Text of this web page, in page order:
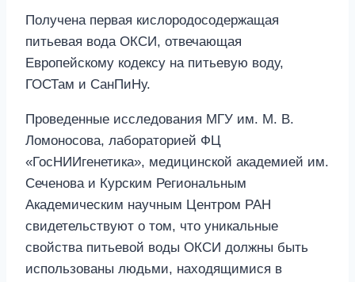
Получена первая кислородосодержащая
питьевая вода ОКСИ, отвечающая
Европейскому кодексу на питьевую воду,
ГОСТам и СанПиНу.
Проведенные исследования МГУ им. М. В.
Ломоносова, лабораторией ФЦ
«ГосНИИгенетика», медицинской академией им.
Сеченова и Курским Региональным
Академическим научным Центром РАН
свидетельствуют о том, что уникальные
свойства питьевой воды ОКСИ должны быть
использованы людьми, находящимися в